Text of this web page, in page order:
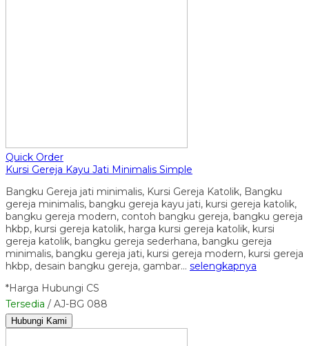
Quick Order
Kursi Gereja Kayu Jati Minimalis Simple
Bangku Gereja jati minimalis, Kursi Gereja Katolik, Bangku
gereja minimalis, bangku gereja kayu jati, kursi gereja katolik,
bangku gereja modern, contoh bangku gereja, bangku gereja
hkbp, kursi gereja katolik, harga kursi gereja katolik, kursi
gereja katolik, bangku gereja sederhana, bangku gereja
minimalis, bangku gereja jati, kursi gereja modern, kursi gereja
hkbp, desain bangku gereja, gambar… selengkapnya
*Harga Hubungi CS
Tersedia / AJ-BG 088
Hubungi Kami